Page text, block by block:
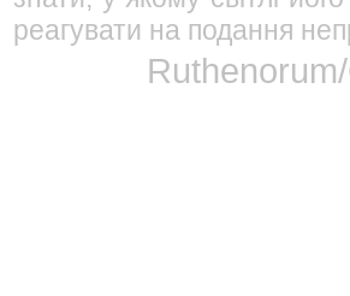
реагувати на подання